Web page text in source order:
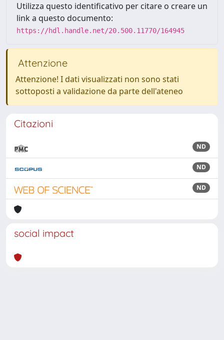
Utilizza questo identificativo per citare o creare un
link a questo documento:
https://hdl.handle.net/20.500.11770/164945
Attenzione
Attenzione! I dati visualizzati non sono stati
sottoposti a validazione da parte dell'ateneo
Citazioni
ND
ND
ND
social impact